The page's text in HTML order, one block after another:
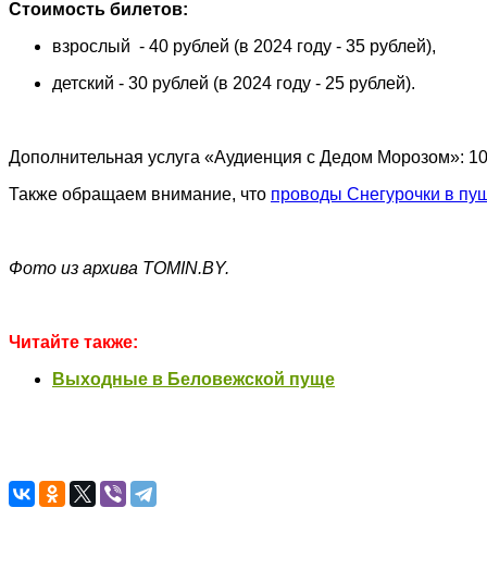
Стоимость билетов:
взрослый - 40 рублей (в 2024 году - 35 рублей),
детский - 30 рублей (в 2024 году - 25 рублей).
Дополнительная услуга «Аудиенция с Дедом Морозом»:
Также обращаем внимание, что проводы Снегурочки в
Фото из архива TOMIN.BY.
Читайте также:
Выходные в Беловежской пуще